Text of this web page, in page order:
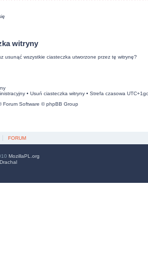
witryny
usunąć wszystkie ciasteczka utworzone przez tę witrynę?
• Usuń ciasteczka witryny• Strefa czasowa
Forum Software © phpBB Group
FORUM
MozillaPL.org